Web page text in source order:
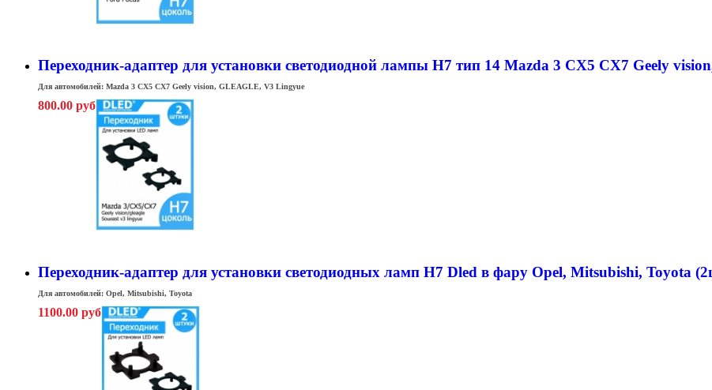
Переходник-адаптер для установки светодиодной лампы H7 тип 14 Mazda 3 CX5 CX7 Geely
Для автомобилей: Mazda 3 CX5 CX7 Geely vision, GLEAGLE, V3 Lingyue
800.00 руб
Переходник-адаптер для установки светодиодных ламп H7 Dled в фару Opel, Mitsubishi, Toyota
Для автомобилей: Opel, Mitsubishi, Toyota
1100.00 руб